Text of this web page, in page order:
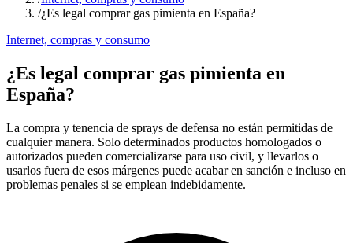
/¿Es legal comprar gas pimienta en España?
Internet, compras y consumo
¿Es legal comprar gas pimienta en
España?
La compra y tenencia de sprays de defensa no están permitidas de
cualquier manera. Solo determinados productos homologados o
autorizados pueden comercializarse para uso civil, y llevarlos o
usarlos fuera de esos márgenes puede acabar en sanción e incluso en
problemas penales si se emplean indebidamente.